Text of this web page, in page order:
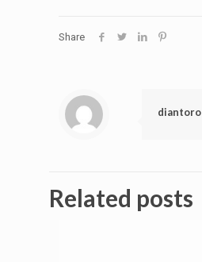
Share
diantoro
Related posts